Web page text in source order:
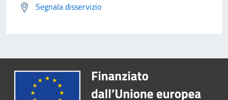
Segnala disservizio